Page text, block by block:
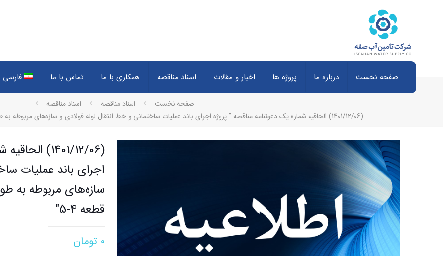
صفحه نخست درباره ما پروژه ها اخبار و مقالات اسناد مناقصه همکاری با ما تماس با ما فارسی
صفحه نخست اسناد مناقصه
اسناد مناقصه
(1401/12/06) الحاقیه شماره یک دعوتنامه مناقصه‌ ” پروژه اجرای باند عملیات ساختمانی و خط انتقال لوله فولادی و سازه‌های مربوطه به طول تقریبی 61 کیلومتر در استان اصفهان-قطعه 4-5″
(1401/12/06)
اجرای باند عملیات
قطعه 4-5″
۰ تومان